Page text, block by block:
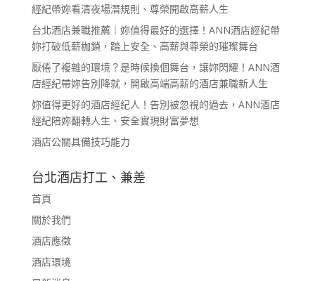
經紀帶妳看清夜場潛規則、尊榮開啟高薪人生
台北酒店兼職推薦｜妳值得最好的選擇！ANN酒店經紀帶
妳打破低薪枷鎖，踏上安全、高薪與尊榮的璀璨舞台
厭倦了複雜的環境？是時候換個舞台，讓妳閃耀！ANN酒
店經紀帶妳告別降就，開啟高端高薪的酒店兼職新人生
妳值得更好的酒店經紀人！告別被忽視的過去，ANN酒店
經紀陪妳翻轉人生、安全實現財富夢想
酒店公關具備技巧能力
台北酒店打工、兼差
首頁
關於我們
酒店應徵
酒店環境